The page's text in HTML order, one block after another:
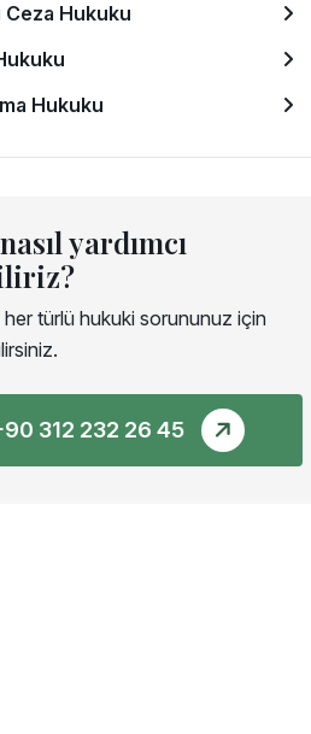
Hukuku
Hukuku
yardımcı
her türlü hukuki sorununuz için
312 232 26 45